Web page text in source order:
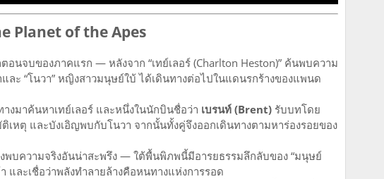
Planet of the Apes
อนจบของภาคแรก — หลังจาก “เทย์เลอร์ (Charlton Heston)” ค้นพบความ
ละ “โนวา” หญิงสาวมนุษย์ใบ้ ได้เดินทางต่อไปในแดนรกร้างของแพนด
างมาค้นหาเทย์เลอร์ และหนึ่งในนักบินชื่อว่า เบรนท์ (Brent) รับบทโดย
เหตุ และบังเอิญพบกับโนวา จากนั้นทั้งคู่จึงออกเดินทางตามหาร่องรอยของ
งพบความจริงอันน่าสะพรึง — ใต้พื้นพิภพนี้มีอารยธรรมลึกลับของ “มนุษย์
และเชื่อว่าพลังทำลายล้างคือหนทางแห่งการรอด